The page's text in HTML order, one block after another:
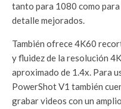
tanto para 1080 como
detalle mejorados.
También ofrece 4K60
y fluidez de la resolución
aproximado de 1.4x. Para
PowerShot V1 también
grabar videos con un